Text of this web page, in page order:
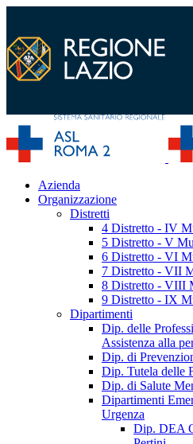
Azienda
Organizzazione
Distretti
4 Distretto - IV
5 Distretto - V
6 Distretto - VI
7 Distretto - VII
8 Distretto - VIII
9 Distretto - IX
Dipartimenti
Dip. delle
Assistenza alla
Dip. di
Dip. Tutela delle
Dip. di Salute
Dipartimenti
Urgenza
Dip. DEA